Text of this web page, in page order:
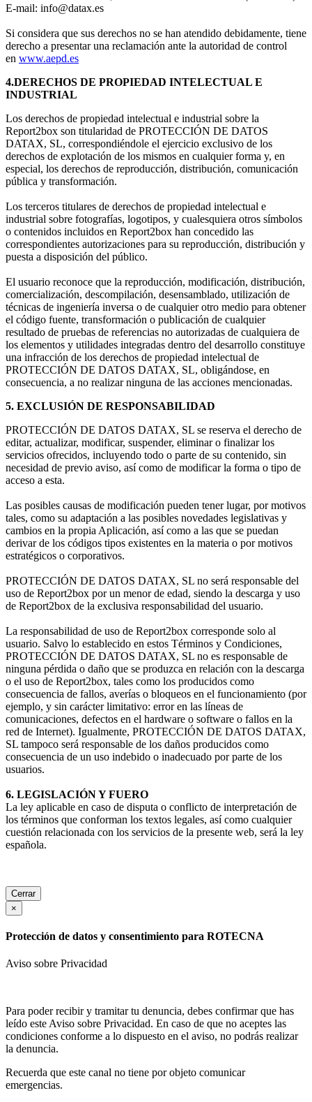
E-mail: info@datax.es
Si considera que sus derechos no se han atendido debidamente, tiene
derecho a presentar una reclamación ante la autoridad de control
en www.aepd.es
4.DERECHOS DE PROPIEDAD INTELECTUAL E
INDUSTRIAL
Los derechos de propiedad intelectual e industrial sobre la
Report2box son titularidad de PROTECCIÓN DE DATOS
DATAX, SL, correspondiéndole el ejercicio exclusivo de los
derechos de explotación de los mismos en cualquier forma y, en
especial, los derechos de reproducción, distribución, comunicación
pública y transformación.
Los terceros titulares de derechos de propiedad intelectual e
industrial sobre fotografías, logotipos, y cualesquiera otros símbolos
o contenidos incluidos en Report2box han concedido las
correspondientes autorizaciones para su reproducción, distribución y
puesta a disposición del público.
El usuario reconoce que la reproducción, modificación, distribución,
comercialización, descompilación, desensamblado, utilización de
técnicas de ingeniería inversa o de cualquier otro medio para obtener
el código fuente, transformación o publicación de cualquier
resultado de pruebas de referencias no autorizadas de cualquiera de
los elementos y utilidades integradas dentro del desarrollo constituye
una infracción de los derechos de propiedad intelectual de
PROTECCIÓN DE DATOS DATAX, SL, obligándose, en
consecuencia, a no realizar ninguna de las acciones mencionadas.
5. EXCLUSIÓN DE RESPONSABILIDAD
PROTECCIÓN DE DATOS DATAX, SL se reserva el derecho de
editar, actualizar, modificar, suspender, eliminar o finalizar los
servicios ofrecidos, incluyendo todo o parte de su contenido, sin
necesidad de previo aviso, así como de modificar la forma o tipo de
acceso a esta.
Las posibles causas de modificación pueden tener lugar, por motivos
tales, como su adaptación a las posibles novedades legislativas y
cambios en la propia Aplicación, así como a las que se puedan
derivar de los códigos tipos existentes en la materia o por motivos
estratégicos o corporativos.
PROTECCIÓN DE DATOS DATAX, SL no será responsable del
uso de Report2box por un menor de edad, siendo la descarga y uso
de Report2box de la exclusiva responsabilidad del usuario.
La responsabilidad de uso de Report2box corresponde solo al
usuario. Salvo lo establecido en estos Términos y Condiciones,
PROTECCIÓN DE DATOS DATAX, SL no es responsable de
ninguna pérdida o daño que se produzca en relación con la descarga
o el uso de Report2box, tales como los producidos como
consecuencia de fallos, averías o bloqueos en el funcionamiento (por
ejemplo, y sin carácter limitativo: error en las líneas de
comunicaciones, defectos en el hardware o software o fallos en la
red de Internet). Igualmente, PROTECCIÓN DE DATOS DATAX,
SL tampoco será responsable de los daños producidos como
consecuencia de un uso indebido o inadecuado por parte de los
usuarios.
6. LEGISLACIÓN Y FUERO
La ley aplicable en caso de disputa o conflicto de interpretación de
los términos que conforman los textos legales, así como cualquier
cuestión relacionada con los servicios de la presente web, será la ley
española.
Cerrar
×
Protección de datos y consentimiento para ROTECNA
Aviso sobre Privacidad
Para poder recibir y tramitar tu denuncia, debes confirmar que has
leído este Aviso sobre Privacidad. En caso de que no aceptes las
condiciones conforme a lo dispuesto en el aviso, no podrás realizar
la denuncia.
Recuerda que este canal no tiene por objeto comunicar
emergencias.